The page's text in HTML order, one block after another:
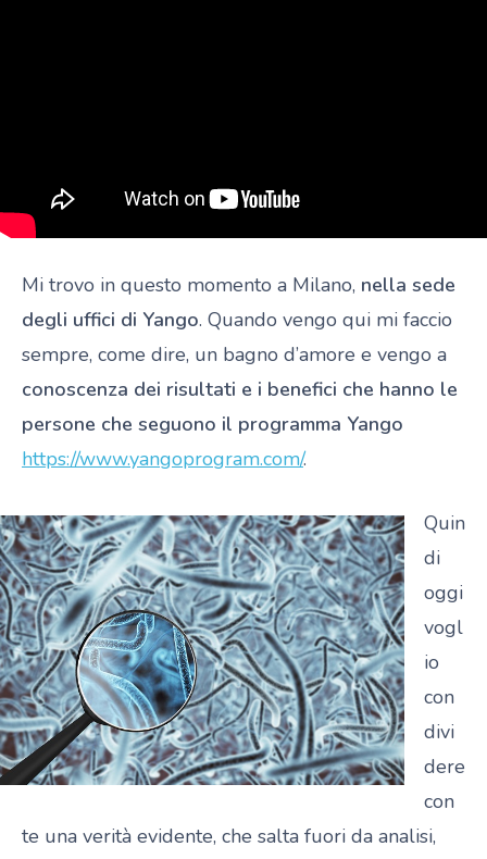
Mi trovo in questo momento a Milano, nella sede
degli uffici di Yango. Quando vengo qui mi faccio
sempre, come dire, un bagno d’amore e vengo a
conoscenza dei risultati e i benefici che hanno le
persone che seguono il programma Yango
https://www.yangoprogram.com/.
Quin
di
oggi
vogl
io
con
divi
dere
con
te una verità evidente, che salta fuori da analisi,